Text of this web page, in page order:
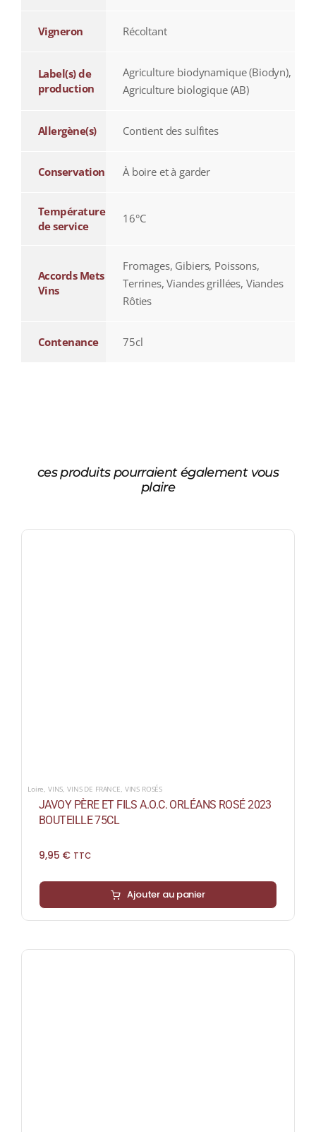
Vigneron Récoltant
Label(s) de
production
Agriculture biodynamique (Biodyn),
Agriculture biologique (AB)
Allergène(s) Contient des sulfites
Conservation À boire et à garder
Température
de service
16°C
Accords Mets
Vins
Fromages, Gibiers, Poissons,
Terrines, Viandes grillées, Viandes
Rôties
Contenance 75cl
ces produits pourraient également vous
plaire
Loire, VINS,VINS DE FRANCE, VINS ROSÉS
JAVOY PÈRE ET FILS A.O.C. ORLÉANS ROSÉ 2023
BOUTEILLE 75CL
9,95 € TTC
Ajouter au panier